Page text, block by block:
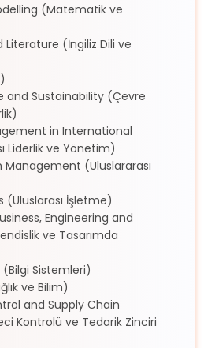
(Matematik ve
Literature (İngiliz Dili ve
and Sustainability (Çevre
in International
Liderlik ve Yönetim)
(Uluslararası
İşletme)
Engineering and
ve Tasarımda
Sistemleri)
ve Bilim)
and Supply Chain
Kontrolü ve Tedarik Zinciri